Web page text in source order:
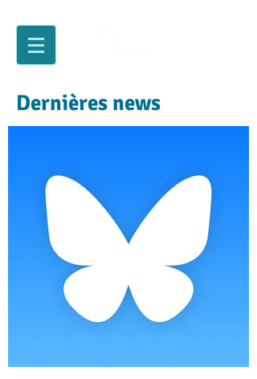
Dernières news